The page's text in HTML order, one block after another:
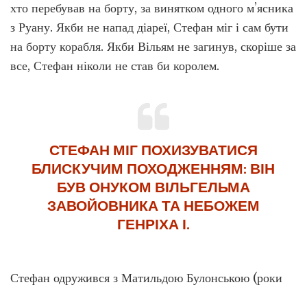
хто перебував на борту, за винятком одного м’ясника
з Руану. Якби не напад діареї, Стефан міг і сам бути
на борту корабля. Якби Вільям не загинув, скоріше за
все, Стефан ніколи не став би королем.
СТЕФАН МІГ ПОХИЗУВАТИСЯ
БЛИСКУЧИМ ПОХОДЖЕННЯМ: ВІН
БУВ ОНУКОМ ВІЛЬГЕЛЬМА
ЗАВОЙОВНИКА ТА НЕБОЖЕМ
ГЕНРІХА І.
Стефан одружився з Матильдою Булонською (роки